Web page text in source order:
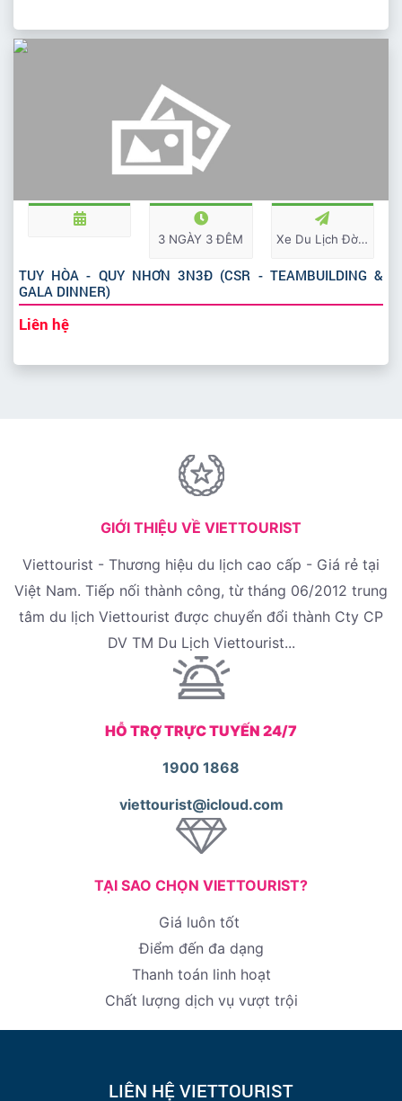
3 NGÀY 3 ĐÊM Xe Du Lịch Đời Mới
TUY HÒA - QUY NHƠN 3N3Đ (CSR - TEAMBUILDING &
GALA DINNER)
Liên hệ
GIỚI THIỆU VỀ VIETTOURIST
Viettourist - Thương hiệu du lịch cao cấp - Giá rẻ tại
Việt Nam. Tiếp nối thành công, từ tháng 06/2012 trung
tâm du lịch Viettourist được chuyển đổi thành Cty CP
DV TM Du Lịch Viettourist...
HỖ TRỢ TRỰC TUYẾN 24/7
1900 1868
viettourist@icloud.com
TẠI SAO CHỌN VIETTOURIST?
Giá luôn tốt
Điểm đến đa dạng
Thanh toán linh hoạt
Chất lượng dịch vụ vượt trội
LIÊN HỆ VIETTOURIST